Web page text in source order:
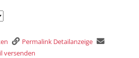
Permalink Detailanzeige
versenden